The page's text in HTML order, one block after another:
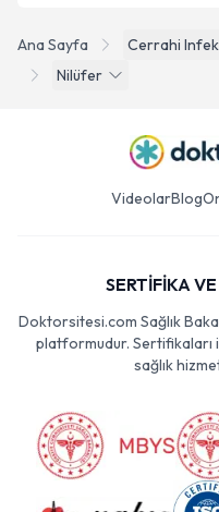
Ana Sayfa Cerrahi
Nilüfer
VideolarBlog
SERTİFİKA
Doktorsitesi.com Sağlık
platformudur. Sertifikaları
sağlık